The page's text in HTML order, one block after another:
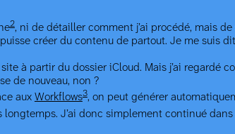
2, ni de détailler comment j’ai procédé, mais
créer du contenu de partout. Je me suis
à partir du dossier iCloud. Mais j’ai regardé
de nouveau, non ?
aux Workflows3, on peut générer
longtemps. J’ai donc simplement continué